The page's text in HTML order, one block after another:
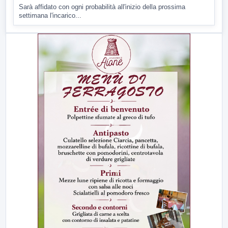
Sarà affidato con ogni probabilità all'inizio della prossima
settimana l'incarico...